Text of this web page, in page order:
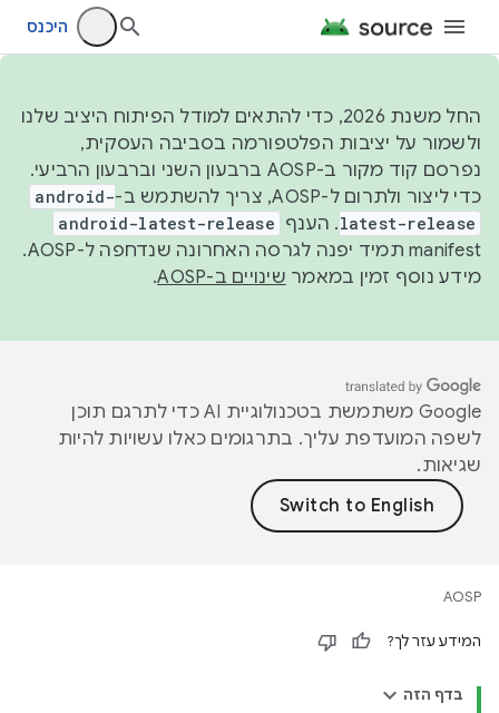
היכנס
החל משנת 2026, כדי להתאים למודל הפיתוח היציב שלנו
ולשמור על יציבות הפלטפורמה בסביבה העסקית,
נפרסם קוד מקור ב-AOSP ברבעון השני וברבעון הרביעי.
כדי ליצור ולתרום ל-AOSP, צריך להשתמש ב-
android-
latest-release. הענף android-latest-release
manifest תמיד יפנה לגרסה האחרונה שנדחפה ל-AOSP.
מידע נוסף זמין במאמר שינויים ב-AOSP .
‫Google משתמשת בטכנולוגיית AI כדי לתרגם תוכן
לשפה המועדפת עליך. בתרגומים כאלו עשויות להיות
שגיאות.
AOSP
המידע עזר לך?
בדף הזה